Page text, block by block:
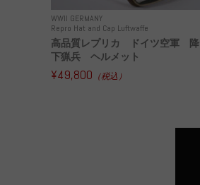
WWII GERMANY
Repro Hat and Cap Luftwaffe
高品質レプリカ ドイツ空軍 降
下猟兵 ヘルメット
¥49,800 （税込）